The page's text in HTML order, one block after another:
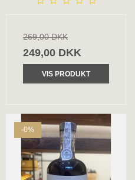
269,00 DKK
249,00 DKK
VIS PRODUKT
-0%